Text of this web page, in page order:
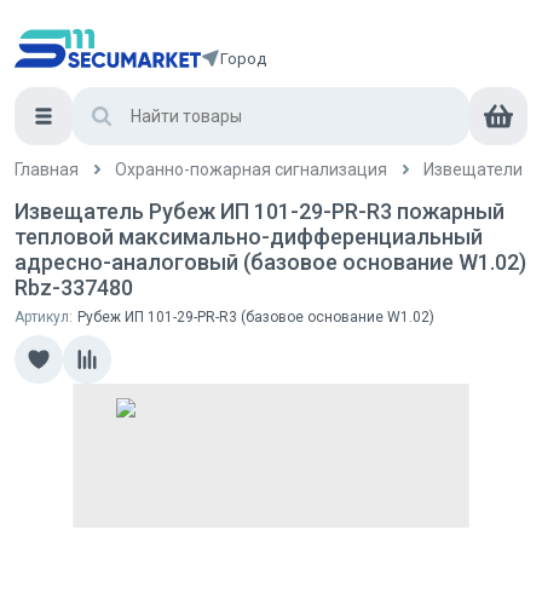
Город
Главная Охранно-пожарная сигнализация Извещатели
Извещатель Рубеж ИП 101-29-PR-R3 пожарный
тепловой максимально-дифференциальный
адресно-аналоговый (базовое основание W1.02)
Rbz-337480
Артикул: Рубеж ИП 101-29-PR-R3 (базовое основание W1.02)